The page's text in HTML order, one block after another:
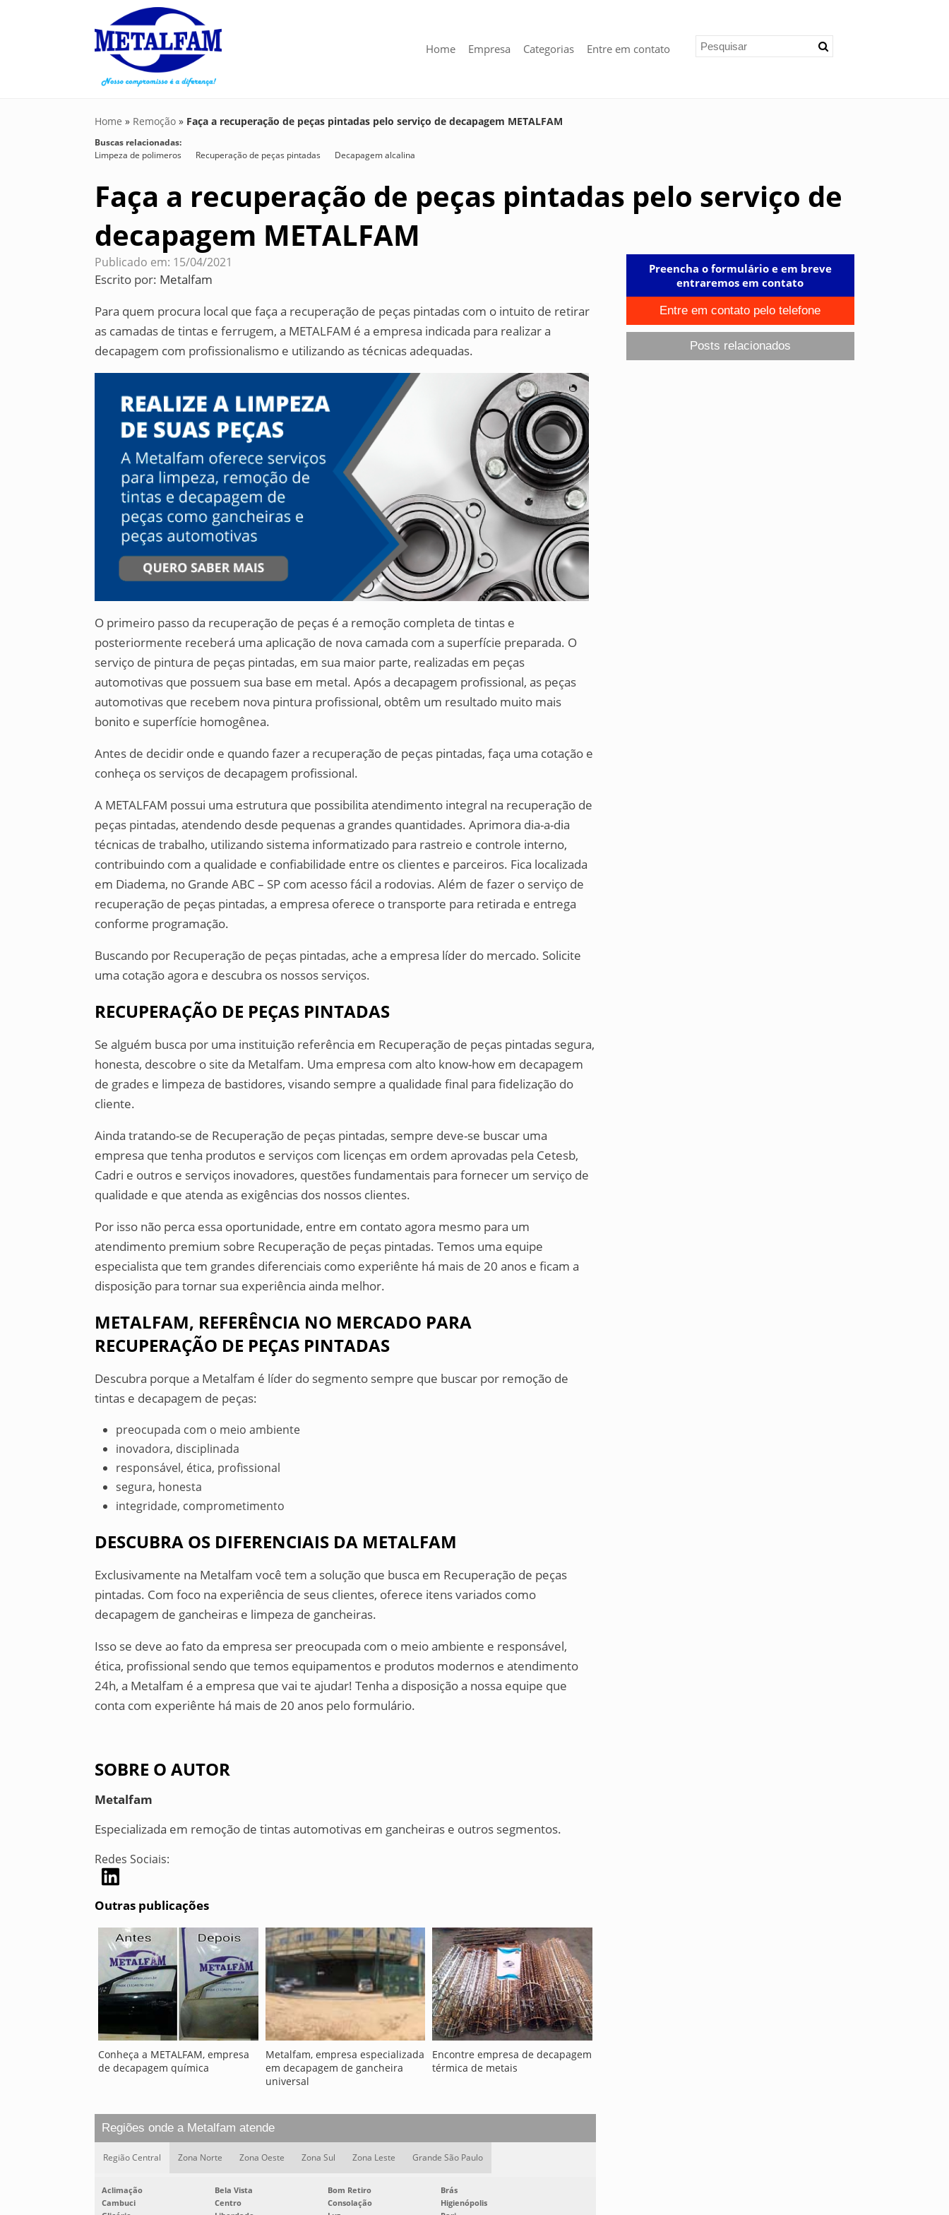
Home Empresa Categorias Entre em contato
Home » Remoção » Faça a recuperação de peças pintadas pelo serviço de decapagem METALFAM
Buscas relacionadas:
Limpeza de polimeros
Recuperação de peças pintadas Decapagem alcalina
Faça a recuperação de peças pintadas pelo serviço de
decapagem METALFAM
Publicado em: 15/04/2021
Escrito por: Metalfam
Para quem procura local que faça a recuperação de peças pintadas com o intuito de retirar
as camadas de tintas e ferrugem, a METALFAM é a empresa indicada para realizar a
decapagem com profissionalismo e utilizando as técnicas adequadas.
O primeiro passo da recuperação de peças é a remoção completa de tintas e
posteriormente receberá uma aplicação de nova camada com a superfície preparada. O
serviço de pintura de peças pintadas, em sua maior parte, realizadas em peças
automotivas que possuem sua base em metal. Após a decapagem profissional, as peças
automotivas que recebem nova pintura profissional, obtêm um resultado muito mais
bonito e superfície homogênea.
Antes de decidir onde e quando fazer a recuperação de peças pintadas, faça uma cotação e
conheça os serviços de decapagem profissional.
A METALFAM possui uma estrutura que possibilita atendimento integral na recuperação de
peças pintadas, atendendo desde pequenas a grandes quantidades. Aprimora dia-a-dia
técnicas de trabalho, utilizando sistema informatizado para rastreio e controle interno,
contribuindo com a qualidade e confiabilidade entre os clientes e parceiros. Fica localizada
em Diadema, no Grande ABC – SP com acesso fácil a rodovias. Além de fazer o serviço de
recuperação de peças pintadas, a empresa oferece o transporte para retirada e entrega
conforme programação.
Buscando por Recuperação de peças pintadas, ache a empresa líder do mercado. Solicite
uma cotação agora e descubra os nossos serviços.
RECUPERAÇÃO DE PEÇAS PINTADAS
Se alguém busca por uma instituição referência em Recuperação de peças pintadas segura,
honesta, descobre o site da Metalfam. Uma empresa com alto know-how em decapagem
de grades e limpeza de bastidores, visando sempre a qualidade final para fidelização do
cliente.
Ainda tratando-se de Recuperação de peças pintadas, sempre deve-se buscar uma
empresa que tenha produtos e serviços com licenças em ordem aprovadas pela Cetesb,
Cadri e outros e serviços inovadores, questões fundamentais para fornecer um serviço de
qualidade e que atenda as exigências dos nossos clientes.
Por isso não perca essa oportunidade, entre em contato agora mesmo para um
atendimento premium sobre Recuperação de peças pintadas. Temos uma equipe
especialista que tem grandes diferenciais como experiênte há mais de 20 anos e ficam a
disposição para tornar sua experiência ainda melhor.
METALFAM, REFERÊNCIA NO MERCADO PARA
RECUPERAÇÃO DE PEÇAS PINTADAS
Descubra porque a Metalfam é líder do segmento sempre que buscar por remoção de
tintas e decapagem de peças:
preocupada com o meio ambiente
inovadora, disciplinada
responsável, ética, profissional
segura, honesta
integridade, comprometimento
DESCUBRA OS DIFERENCIAIS DA METALFAM
Exclusivamente na Metalfam você tem a solução que busca em Recuperação de peças
pintadas. Com foco na experiência de seus clientes, oferece itens variados como
decapagem de gancheiras e limpeza de gancheiras.
Isso se deve ao fato da empresa ser preocupada com o meio ambiente e responsável,
ética, profissional sendo que temos equipamentos e produtos modernos e atendimento
24h, a Metalfam é a empresa que vai te ajudar! Tenha a disposição a nossa equipe que
conta com experiênte há mais de 20 anos pelo formulário.
SOBRE O AUTOR
Metalfam
Especializada em remoção de tintas automotivas em gancheiras e outros segmentos.
Redes Sociais:
Outras publicações
Conheça a METALFAM, empresa
de decapagem química
Metalfam, empresa especializada
em decapagem de gancheira
universal
Encontre empresa de decapagem
térmica de metais
Regiões onde a Metalfam atende
Região Central Zona Norte Zona Oeste Zona Sul Zona Leste Grande São Paulo
Aclimação Bela Vista Bom Retiro
Brás
Cambuci
Centro Consolação
Higienópolis
Preencha o formulário e em breve
entraremos em contato
Entre em contato pelo telefone
Posts relacionados